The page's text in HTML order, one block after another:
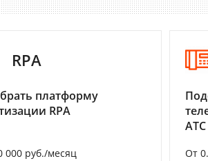
RPA
платформу
RPA
000 руб./месяц
АТС
От